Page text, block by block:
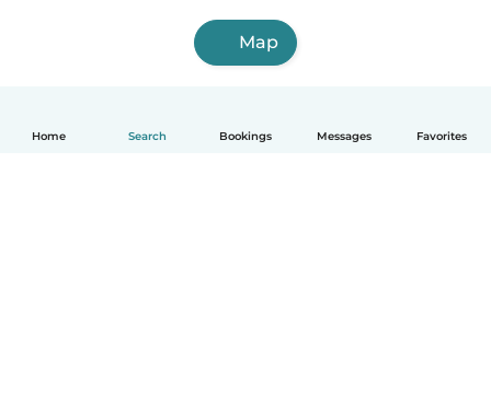
Home Search Bookings Messages Favorites
Map